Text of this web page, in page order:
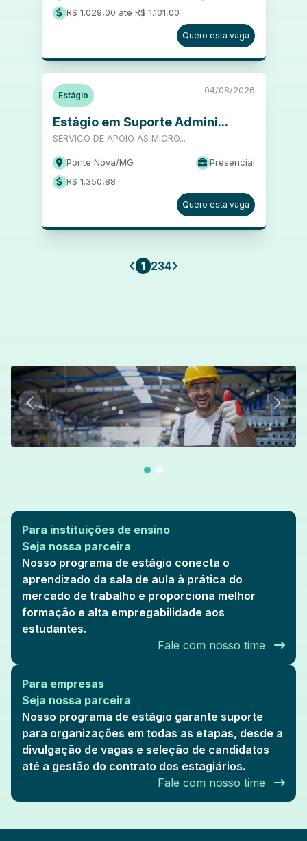
R$ 1.029,00 até R$ 1.101,00
Quero esta vaga
Estágio 04/08/2026
Estágio em Suporte Admini...
SERVICO DE APOIO AS MICRO...
Ponte Nova/MG
Presencial
R$ 1.350,88
Quero esta vaga
1 234
Para instituições de ensino
Seja nossa parceira
Nosso programa de estágio conecta o
aprendizado da sala de aula à prática do
mercado de trabalho e proporciona melhor
formação e alta empregabilidade aos
estudantes.
Fale com nosso time
Para empresas
Seja nossa parceira
Nosso programa de estágio garante suporte
para organizações em todas as etapas, desde a
divulgação de vagas e seleção de candidatos
até a gestão do contrato dos estagiários.
Fale com nosso time